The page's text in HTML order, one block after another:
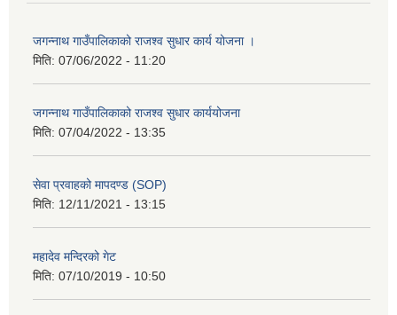
जगन्नाथ गाउँपालिकाको राजश्व सुधार कार्य योजना ।
मिति: 07/06/2022 - 11:20
जगन्नाथ गाउँपालिकाको राजश्व सुधार कार्ययोजना
मिति: 07/04/2022 - 13:35
सेवा प्रवाहको मापदण्ड (SOP)
मिति: 12/11/2021 - 13:15
महादेव मन्दिरको गेट
मिति: 07/10/2019 - 10:50